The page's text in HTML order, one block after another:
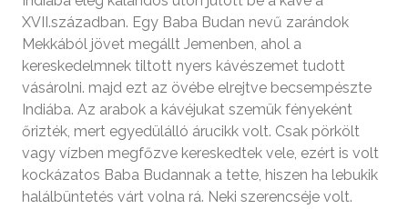
XVII.században. Egy Baba Budan nevű zarándok
Mekkából jövet megállt Jemenben, ahol a
kereskedelmnek tiltott nyers kávészemet tudott
vásárolni. majd ezt az övébe elrejtve becsempészte
Indiába. Az arabok a kávéjukat szemük fényeként
őrizték, mert egyedülálló árucikk volt. Csak pörkölt
vagy vízben megfőzve kereskedtek vele, ezért is volt
kockázatos Baba Budannak a tette, hiszen ha lebukik
halálbüntetés várt volna rá. Neki szerencséje volt.